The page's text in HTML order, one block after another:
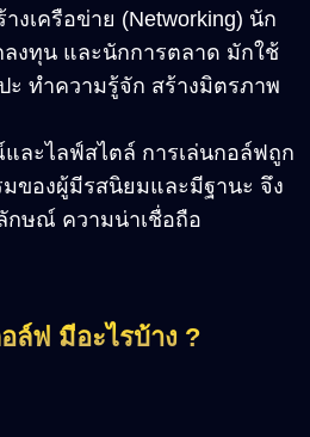
งเครือข่าย (Networking) นัก
งทุน และนักการตลาด มักใช้
ทำความรู้จัก สร้างมิตรภาพ
ละไลฟ์สไตล์ การเล่นกอล์ฟถูก
มของผู้มีรสนิยมและมีฐานะ จึง
กษณ์ ความน่าเชื่อถือ
ล์ฟ มีอะไรบ้าง ?